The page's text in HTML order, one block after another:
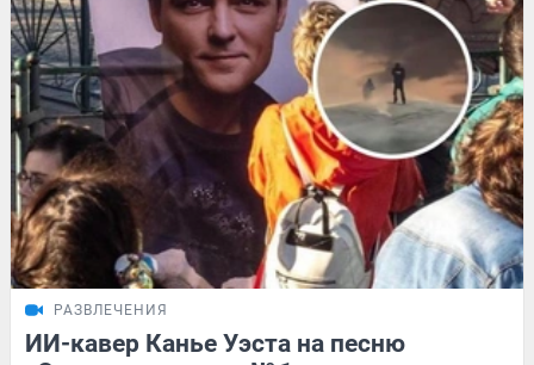
РАЗВЛЕЧЕНИЯ
ИИ-кавер Канье Уэста на песню